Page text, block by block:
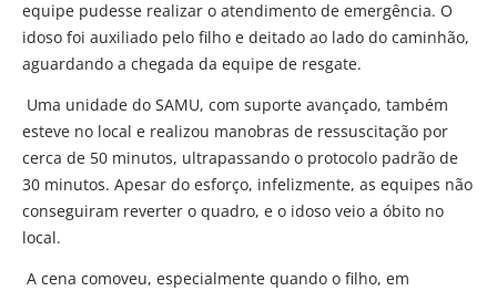
equipe pudesse realizar o atendimento de emergência. O
idoso foi auxiliado pelo filho e deitado ao lado do caminhão,
aguardando a chegada da equipe de resgate.
Uma unidade do SAMU, com suporte avançado, também
esteve no local e realizou manobras de ressuscitação por
cerca de 50 minutos, ultrapassando o protocolo padrão de
30 minutos. Apesar do esforço, infelizmente, as equipes não
conseguiram reverter o quadro, e o idoso veio a óbito no
local.
A cena comoveu, especialmente quando o filho, em